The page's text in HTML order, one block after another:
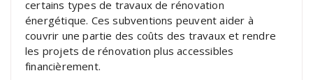
certains types de travaux de rénovation
énergétique. Ces subventions peuvent aider à
couvrir une partie des coûts des travaux et rendre
les projets de rénovation plus accessibles
financièrement.